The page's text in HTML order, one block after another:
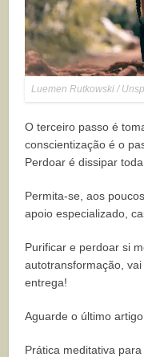
Luemen Rutkowski /
O terceiro passo é
conscientização é o
Perdoar é dissipar
Permita-se, aos
apoio especializado,
Purificar e perdoar si
autotransformação,
entrega!
Aguarde o último artigo
Prática meditativa